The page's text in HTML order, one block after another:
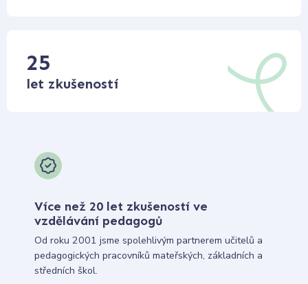
25
let zkušeností
Více než 20 let zkušeností ve
vzdělávání pedagogů
Od roku 2001 jsme spolehlivým partnerem učitelů a
pedagogických pracovníků mateřských, základních a
středních škol.